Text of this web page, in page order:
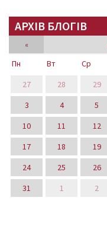
АРХІВ БЛОГІВ
«
Пн
Вт Ср
27
28 29
3
4 5
10
11 12
17
18 19
24
25 26
31
1 2